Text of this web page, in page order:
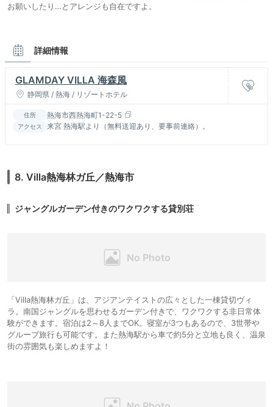
お願いしたり…とアレンジも自在ですよ。
詳細情報
GLAMDAY VILLA 海森風
静岡県 / 熱海 / リゾートホテル
住所 熱海市西熱海町1-22-5
アクセス 来宮 熱海駅より（無料送迎あり、要事前連絡）。
8. Villa熱海林ガ丘／熱海市
ジャングルガーデン付きのワクワクする貸別荘
「Villa熱海林ガ丘」は、アジアンテイストの広々とした一棟貸切ヴィ
ラ。南国ジャングルを思わせるガーデン付きで、ワクワクする非日常体
験ができます。宿泊は2～8人までOK。寝室が3つもあるので、3世帯や
グループ旅行も可能です。また熱海駅から車で約5分と立地も良く、温泉
街の雰囲気も楽しめますよ！